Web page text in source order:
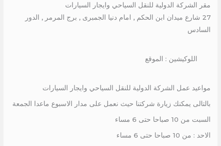
مقر الشركة الدولية للنقل السياحي وايجار السيارات
27 شارع ميدان ابن الحكم , امام دنيا الجمبرى , برج المرمر , الدور
السادس
اللوكيشين : الموقع
مواعيد عمل الشركة الدولية للنقل السياحي وايجار السيارات
بالتالى يمكنك زيارة شركتنا حيث نعمل على مدار الاسبوع ماعدا الجمعة
السبت من 10 صباحا حتى 6 مساء
الاحد : من 10 صباحا حتى 6 مساء